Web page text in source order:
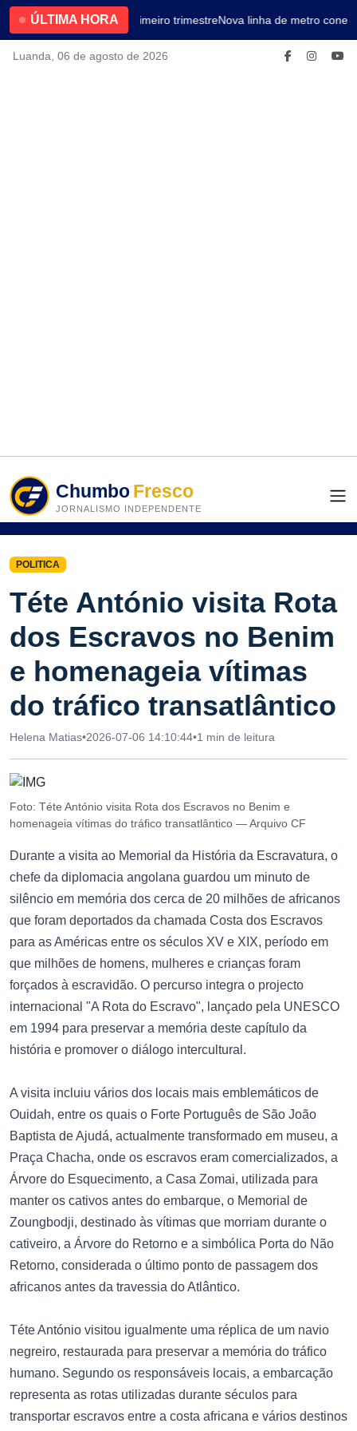
ÚLTIMA HORA4.2% no primeiro trimestreNova linha de metro
Luanda, 06 de agosto de 2026
ChumboFresco
JORNALISMO INDEPENDENTE
POLITICA
Téte António visita Rota
dos Escravos no Benim
e homenageia vítimas
do tráfico transatlântico
Helena Matias•2026-07-06 14:10:44•1 min de leitura
Foto: Téte António visita Rota dos Escravos no Benim e
homenageia vítimas do tráfico transatlântico — Arquivo CF
Durante a visita ao Memorial da História da Escravatura, o
chefe da diplomacia angolana guardou um minuto de
silêncio em memória dos cerca de 20 milhões de africanos
que foram deportados da chamada Costa dos Escravos
para as Américas entre os séculos XV e XIX, período em
que milhões de homens, mulheres e crianças foram
forçados à escravidão. O percurso integra o projecto
internacional "A Rota do Escravo", lançado pela UNESCO
em 1994 para preservar a memória deste capítulo da
história e promover o diálogo intercultural.
A visita incluiu vários dos locais mais emblemáticos de
Ouidah, entre os quais o Forte Português de São João
Baptista de Ajudá, actualmente transformado em museu, a
Praça Chacha, onde os escravos eram comercializados, a
Árvore do Esquecimento, a Casa Zomai, utilizada para
manter os cativos antes do embarque, o Memorial de
Zoungbodji, destinado às vítimas que morriam durante o
cativeiro, a Árvore do Retorno e a simbólica Porta do Não
Retorno, considerada o último ponto de passagem dos
africanos antes da travessia do Atlântico.
Téte António visitou igualmente uma réplica de um navio
negreiro, restaurada para preservar a memória do tráfico
humano. Segundo os responsáveis locais, a embarcação
representa as rotas utilizadas durante séculos para
transportar escravos entre a costa africana e vários destinos